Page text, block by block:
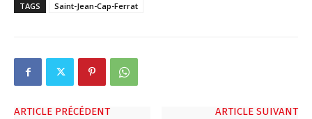
TAGS Saint-Jean-Cap-Ferrat
ARTICLE PRÉCÉDENT ARTICLE SUIVANT